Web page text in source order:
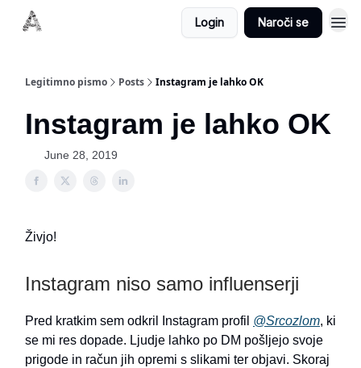
Login Naroči se
Legitimno pismo Posts Instagram je lahko OK
Instagram je lahko OK
June 28, 2019
Živjo!
Instagram niso samo influenserji
Pred kratkim sem odkril Instagram profil @Srcozlom, ki
se mi res dopade. Ljudje lahko po DM pošljejo svoje
prigode in račun jih opremi s slikami ter objavi. Skoraj